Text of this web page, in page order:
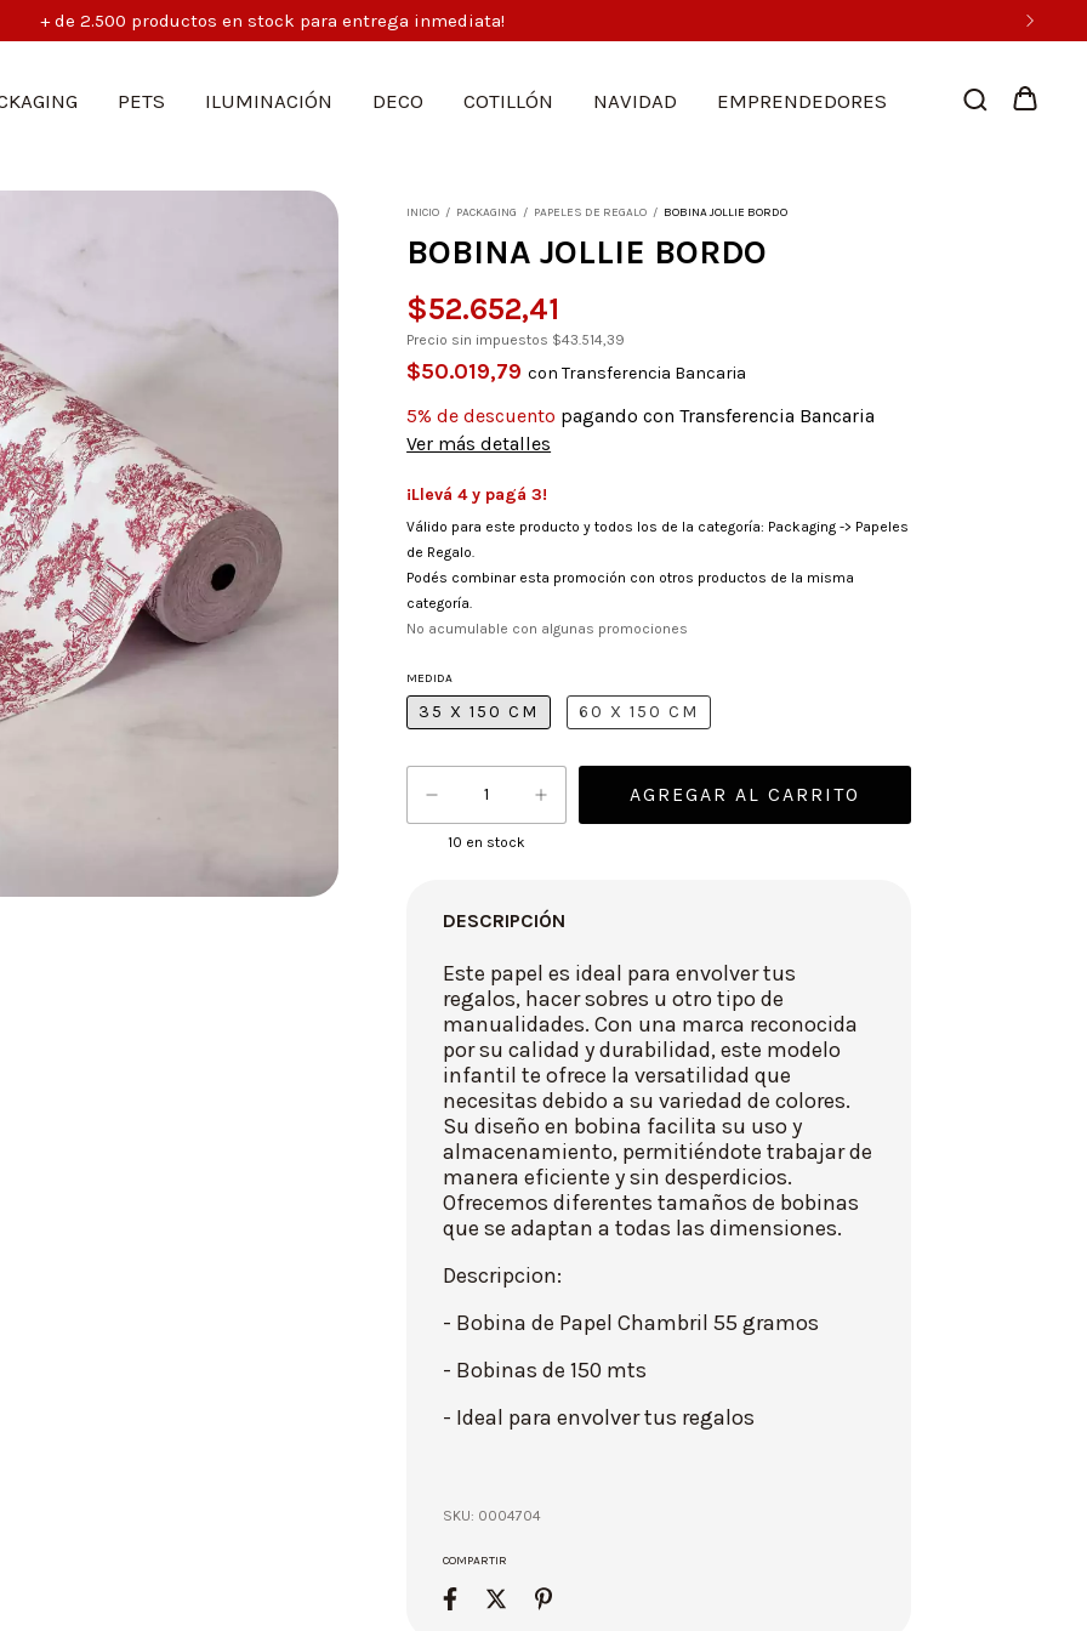
5% off abonando por transferencia bancaria
PETS ILUMINACIÓN DECO COTILLÓN NAVIDAD EMPRENDEDORES
INICIO / PACKAGING / PAPELES DE REGALO / BOBINA JOLLIE BORDO
BOBINA JOLLIE BORDO
$52.652,41
Precio sin impuestos $43.514,39
$50.019,79con Transferencia Bancaria
5% de descuento pagando con Transferencia Bancaria
Ver más detalles
¡Llevá 4 y pagá 3!
Válido para este producto y todos los de la categoría: Packaging -> Papeles
de Regalo.
Podés combinar esta promoción con otros productos de la misma
categoría.
No acumulable con algunas promociones
MEDIDA
35 X 150 CM 60 X 150 CM
10 en stock
DESCRIPCIÓN
Este papel es ideal para envolver tus
regalos, hacer sobres u otro tipo de
manualidades. Con una marca reconocida
por su calidad y durabilidad, este modelo
infantil te ofrece la versatilidad que
necesitas debido a su variedad de colores.
Su diseño en bobina facilita su uso y
almacenamiento, permitiéndote trabajar de
manera eficiente y sin desperdicios.
Ofrecemos diferentes tamaños de bobinas
que se adaptan a todas las dimensiones.
Descripcion:
- Bobina de Papel Chambril 55 gramos
- Bobinas de 150 mts
- Ideal para envolver tus regalos
SKU: 0004704
COMPARTIR